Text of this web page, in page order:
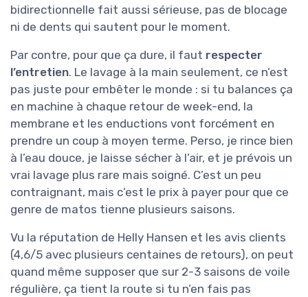
bidirectionnelle fait aussi sérieuse, pas de blocage
ni de dents qui sautent pour le moment.
Par contre, pour que ça dure, il faut respecter
l’entretien. Le lavage à la main seulement, ce n’est
pas juste pour embêter le monde : si tu balances ça
en machine à chaque retour de week-end, la
membrane et les enductions vont forcément en
prendre un coup à moyen terme. Perso, je rince bien
à l’eau douce, je laisse sécher à l’air, et je prévois un
vrai lavage plus rare mais soigné. C’est un peu
contraignant, mais c’est le prix à payer pour que ce
genre de matos tienne plusieurs saisons.
Vu la réputation de Helly Hansen et les avis clients
(4,6/5 avec plusieurs centaines de retours), on peut
quand même supposer que sur 2-3 saisons de voile
régulière, ça tient la route si tu n’en fais pas